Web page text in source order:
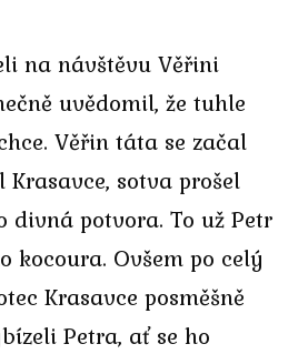
na návštěvu Věřini
uvědomil, že tuhle
Věřin táta se začal
sotva prošel
divná potvora. To už Petr
kocoura. Ovšem po celý
Krasavce posměšně
Petra, ať se ho